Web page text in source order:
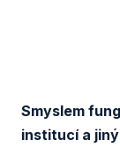
Smyslem
institucí a